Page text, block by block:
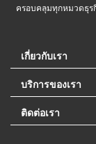
ครอบคลุมทุกหมวดธุร
เกี่ยวกับเรา
บริการของเรา
ติดต่อเรา